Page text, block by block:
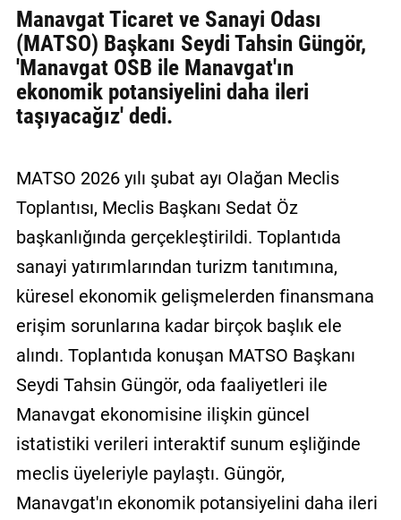
Künye
İletişim
Gizlilik
Politikası
Manavgat Ticaret ve Sanayi Odası
(MATSO) Başkanı Seydi Tahsin Güngör,
'Manavgat OSB ile Manavgat'ın
ekonomik potansiyelini daha ileri
taşıyacağız' dedi.
MATSO 2026 yılı şubat ayı Olağan Meclis
Toplantısı, Meclis Başkanı Sedat Öz
başkanlığında gerçekleştirildi. Toplantıda
sanayi yatırımlarından turizm tanıtımına,
küresel ekonomik gelişmelerden finansmana
erişim sorunlarına kadar birçok başlık ele
alındı. Toplantıda konuşan MATSO Başkanı
Seydi Tahsin Güngör, oda faaliyetleri ile
Manavgat ekonomisine ilişkin güncel
istatistiki verileri interaktif sunum eşliğinde
meclis üyeleriyle paylaştı. Güngör,
Manavgat'ın ekonomik potansiyelini daha ileri